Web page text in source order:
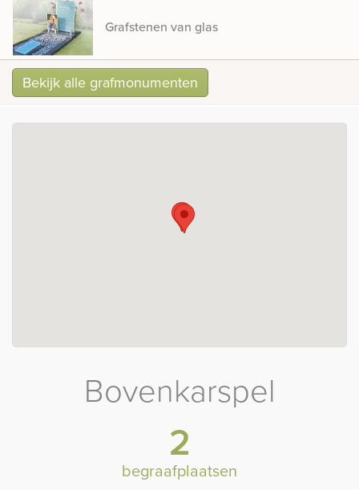
Grafstenen van glas
Bekijk alle grafmonumenten
Bovenkarspel
2
begraafplaatsen